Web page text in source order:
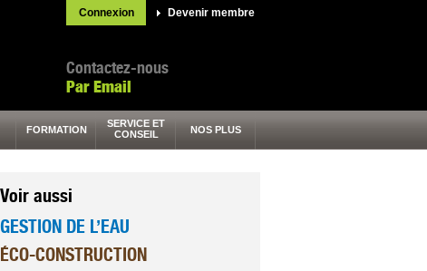
Connexion Devenir membre
Contactez-nous
Par Email
FORMATION
SERVICE ET
CONSEIL
NOS PLUS
Voir aussi
GESTION DE L’EAU
ÉCO-CONSTRUCTION